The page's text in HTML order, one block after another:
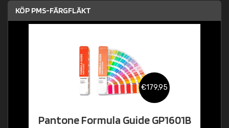
KÖP PMS-FÄRGFLÄKT
€179,95
Pantone Formula Guide GP1601B